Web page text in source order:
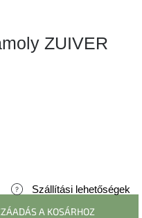
ZUIVER
Szállítási lehetőségek
A KOSÁRHOZ